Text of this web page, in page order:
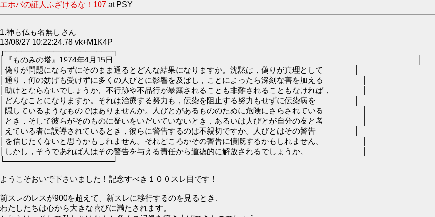
エホバの証人ふざけるな！107 at PSY
1:神も仏も名無しさん
13/08/27 10:22:24.78 vk+M1K4P
┌────────────────────┐
│『ものみの塔』1974年4月15日 │
│偽りが問題にならずにそのまま通るとどんな結果になりますか。沈黙は，偽りが真理として │
│通り，何の妨げも受けずに多くの人びとに影響を及ぼし，ことによったら深刻な害を加える │
│助けとならないでしょうか。不行跡や不品行が暴露されることも非難されることもなければ， │
│どんなことになりますか。それは治療する努力も，伝染を阻止する努力もせずに伝染病を │
│隠しているようなものではありませんか。人びとがあるもののために危険にさらされている │
│とき，そして彼らがそのものに疑いをいだいていないとき，あるいは人びとが自分の友と考 │
│えている者に誤導されているとき，彼らに警告するのは不親切ですか。人びとはその警告 │
│を信じたくないと思うかもしれません。それどころかその警告に憤慨するかもしれません。 │
│しかし，そうであれば人はその警告を与える責任から道徳的に解放されるでしょうか。 │
└────────────────────┘
ようこそおいで下さいました！記念すべき１００スレ目です！
前スレのレスが900を超えて、新スレに移行するのを見るとき、
わたしたちは心から大きな喜びに満たされます。